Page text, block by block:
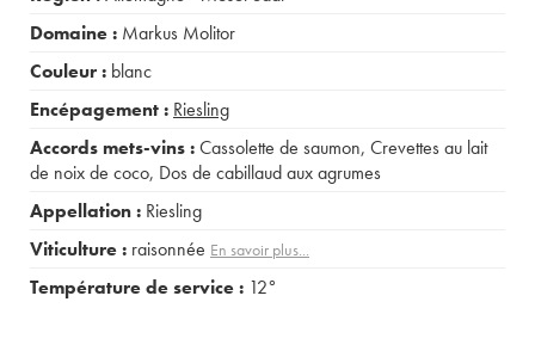
Domaine : Markus Molitor
Couleur : blanc
Encépagement : Riesling
Accords mets-vins :Cassolette de saumon, Crevettes au lait
de noix de coco, Dos de cabillaud aux agrumes
Appellation : Riesling
Viticulture : raisonnée En savoir plus...
Température de service : 12°